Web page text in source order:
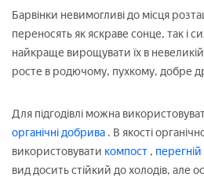
Барвінки невимогливі до місця
переносять як яскраве сонце, так і
найкраще вирощувати їх в
росте в родючому, пухкому, добре
Для підгодівлі можна
органічні добрива . В якості
використовувати компост , перегній
вид досить стійкий до холодів, але